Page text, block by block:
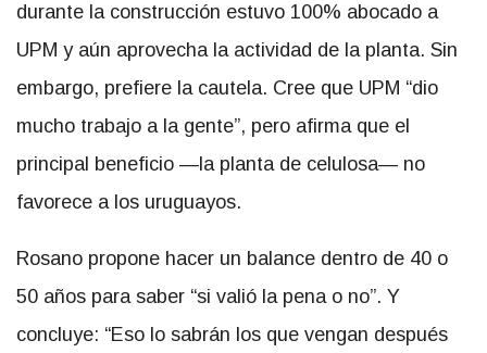
durante la construcción estuvo 100% abocado a
UPM y aún aprovecha la actividad de la planta. Sin
embargo, prefiere la cautela. Cree que UPM “dio
mucho trabajo a la gente”, pero afirma que el
principal beneficio —la planta de celulosa— no
favorece a los uruguayos.
Rosano propone hacer un balance dentro de 40 o
50 años para saber “si valió la pena o no”. Y
concluye: “Eso lo sabrán los que vengan después